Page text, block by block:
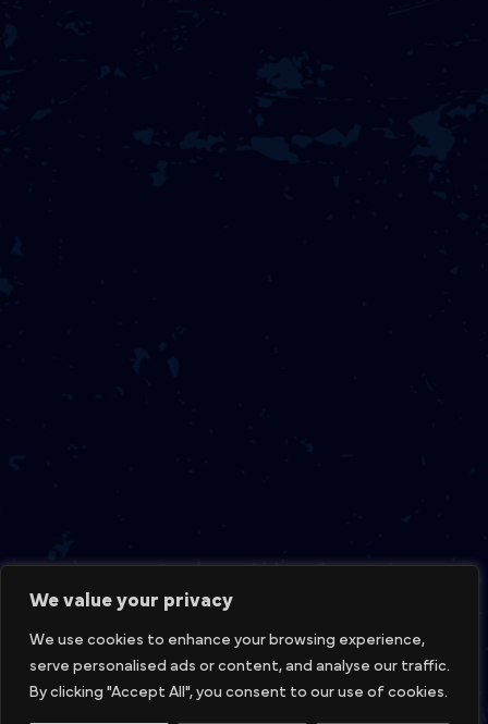
We value your privacy
We use cookies to enhance your browsing experience,
serve personalised ads or content, and analyse our traffic.
By clicking "Accept All", you consent to our use of cookies.